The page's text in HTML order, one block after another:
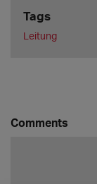
Tags
Leitung
Comments